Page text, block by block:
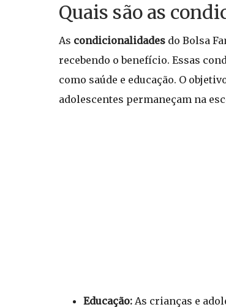
Quais são as
As condicionalidades do Bolsa
recebendo o benefício. Essas
como saúde e educação. O
adolescentes permaneçam na
Educação: As crianças e